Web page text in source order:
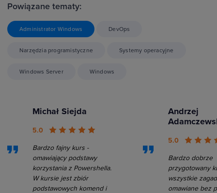
Powiązane tematy:
Administrator Windows DevOps
Narzędzia programistyczne Systemy operacyjne
Windows Server Windows
Michał Siejda
5.0
Bardzo fajny kurs -
omawiający podstawy
korzystania z Powershella.
W kursie jest zbiór
podstawowych komend i
Andrzej
5.0
Bardzo dobrze
przygotowany
wszystkie
omawiane bez